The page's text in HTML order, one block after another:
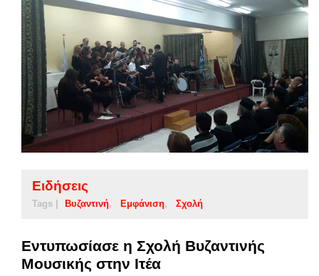
Ειδήσεις
Tags | Βυζαντινή Εμφάνιση Σχολή
Εντυπωσίασε η Σχολή Βυζαντινής
Μουσικής στην Ιτέα